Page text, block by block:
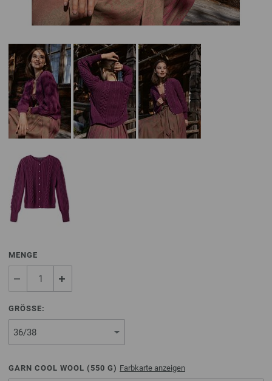
MENGE
GRÖSSE:
GARN COOL WOOL ( 550 G) Farbkarte anzeigen